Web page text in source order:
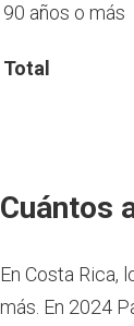
90 años o más
Total
Cuántos
En Costa Rica,
más. En 2024